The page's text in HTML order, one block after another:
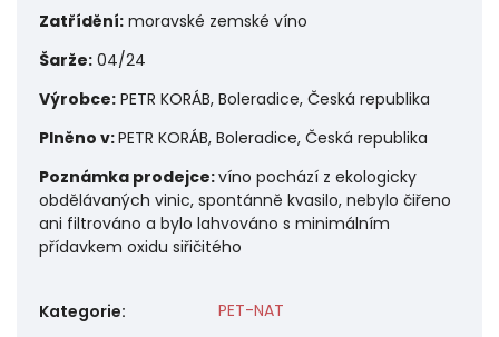
Zatřídění: moravské zemské víno
Šarže: 04/24
Výrobce: PETR KORÁB, Boleradice, Česká republika
Plněno v:PETR KORÁB, Boleradice, Česká republika
Poznámka prodejce:víno pochází z ekologicky
obdělávaných vinic, spontánně kvasilo, nebylo čiřeno
ani filtrováno a bylo lahvováno s minimálním
přídavkem oxidu siřičitého
Kategorie: PET-NAT